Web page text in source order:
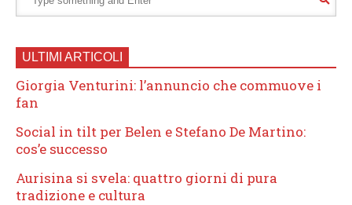
ULTIMI ARTICOLI
Giorgia Venturini: l’annuncio che commuove i
fan
Social in tilt per Belen e Stefano De Martino:
cos’e successo
Aurisina si svela: quattro giorni di pura
tradizione e cultura